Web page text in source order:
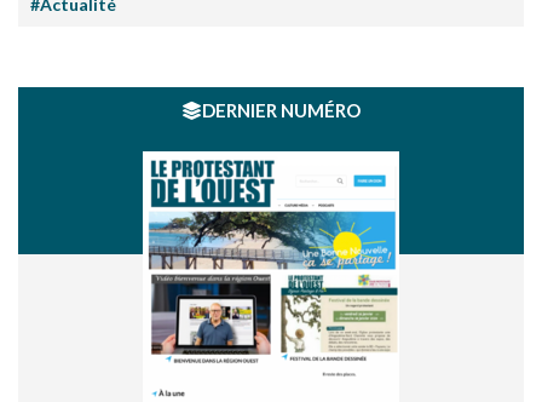
#Actualité
DERNIER NUMÉRO